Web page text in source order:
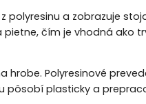
polyresinu a zobrazuje
čím je vhodná ako
hrobe. Polyresinové
pôsobí plasticky a